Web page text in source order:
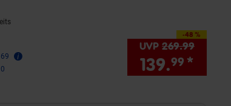
69
0
-48 %
Sie Sparen 48 Prozent,
UVP 269.99
139.99 *